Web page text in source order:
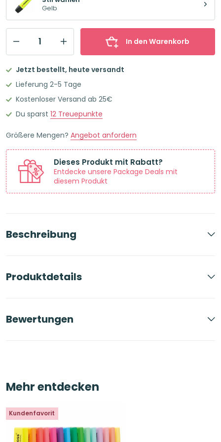
1,35€
1,15€.
Gelb
ORIGINAL
Textmarker
Einzelstift
gelb
In den Warenkorb
Jetzt bestellt, heute versandt
Lieferung 2-5 Tage
Kostenloser Versand ab 25€
Du sparst 12 Treuepunkte
Größere Mengen? Angebot anfordern
Dieses Produkt mit Rabatt?
Entdecke unsere Package Deals mit
diesem Produkt
Beschreibung
Produktdetails
Bewertungen
Mehr entdecken
Kundenfavorit